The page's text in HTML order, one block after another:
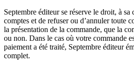
Septembre éditeurse réserve le droit, à sa
comptes et de refuser ou d’annuler toute
la présentation de la commande, que la
ou non. Dans le cas où votre commande
paiement a été traité, Septembre éditeur
complet.